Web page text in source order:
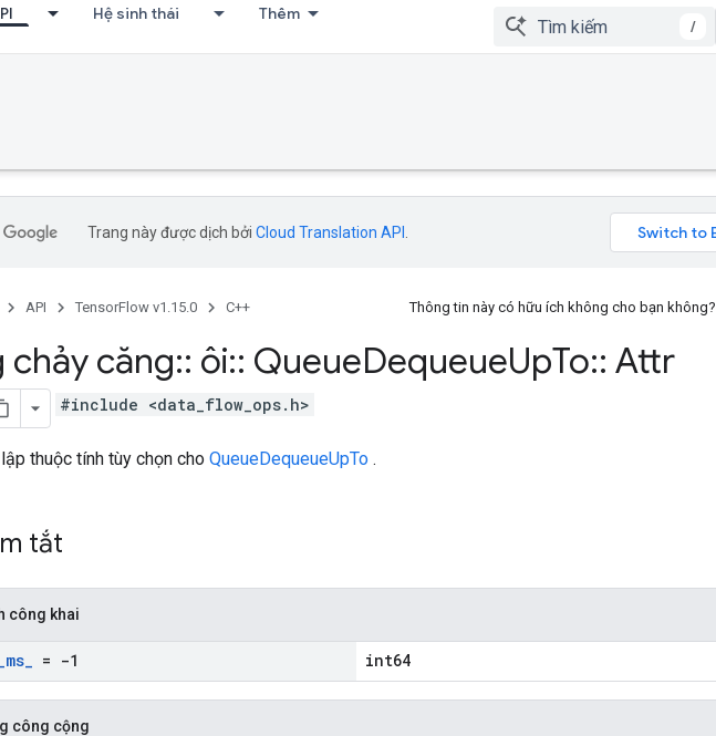
Hệ sinh thái Thêm
/
Trang này được dịch bởi Cloud Translation API
API TensorFlow v1.15.0 C++ Thông tin này có hữu ích không cho bạn không?
chảy căng:: ôi:: QueueDequeueUpTo:: Attr
#include <data_flow_ops.h>
thuộc tính tùy chọn cho QueueDequeueUpTo .
tắt
công khai
ms_ = -1 int64
công cộng